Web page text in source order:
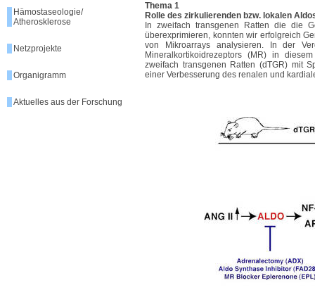
Hämostaseologie/
Atherosklerose
Netzprojekte
Organigramm
Aktuelles aus der Forschung
Thema 1
Rolle des zirkulierenden bzw. lokalen
In zweifach transgenen Ratten die die
überexprimieren, konnten wir erfolgreich
von Mikroarrays analysieren. In der
Mineralkortikoidrezeptors (MR) in
zweifach transgenen Ratten (dTGR) mit
einer Verbesserung des renalen und